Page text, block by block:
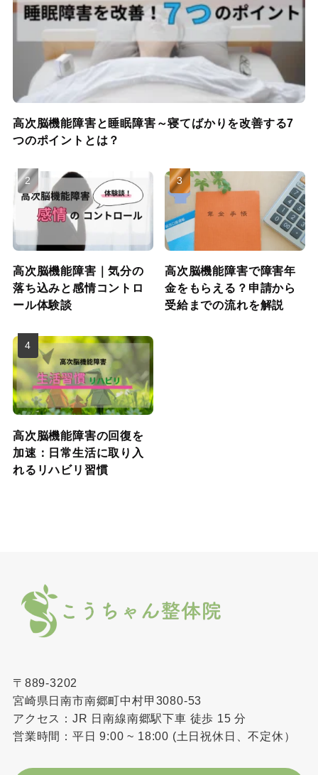
高次脳機能障害と睡眠障害～寝てばかりを改善する7
つのポイントとは？
高次脳機能障害｜気分の
落ち込みと感情コントロ
ール体験談
高次脳機能障害で障害年
金をもらえる？申請から
受給までの流れを解説
高次脳機能障害の回復を
加速：日常生活に取り入
れるリハビリ習慣
〒889-3202
宮崎県日南市南郷町中村甲3080-53
アクセス：JR 日南線南郷駅下車 徒歩 15 分
営業時間：平日 9:00 ~ 18:00 (土日祝休日、不定休）